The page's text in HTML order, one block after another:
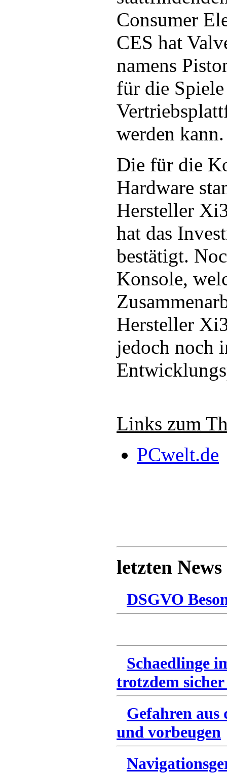
Consumer
CES hat
namens
für die Spiele
werden kann.
Die für die
Hardware
Hersteller
hat das
bestätigt.
Konsole,
Hersteller
jedoch noch
Links zum
PCwelt.de
letzten News
DSGVO
Schaedlinge
trotzdem
Gefahren
und vorbeugen